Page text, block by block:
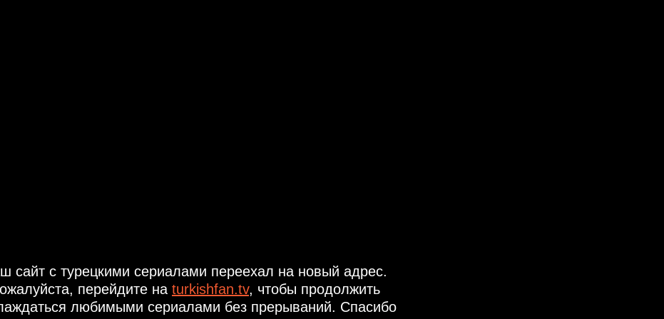
сайт с турецкими сериалами переехал на новый адрес.
перейдите на turkishfan.tv, чтобы продолжить
любимыми сериалами без прерываний. Спасибо